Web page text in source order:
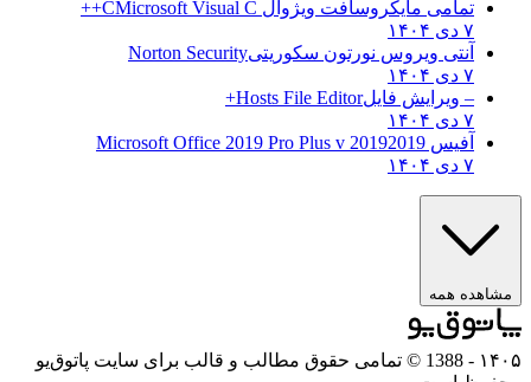
تمامی مایکروسافت ویژوال CMicrosoft Visual C++
آنتی ویروس نورتون سکوریتیNorton Security
– ویرایش فایلHosts File Editor+
آفیس 20192019 Microsoft Office 2019 Pro Plus v
همه
- 1388 © تمامی حقوق مطالب و قالب برای سایت پاتوق‌یو